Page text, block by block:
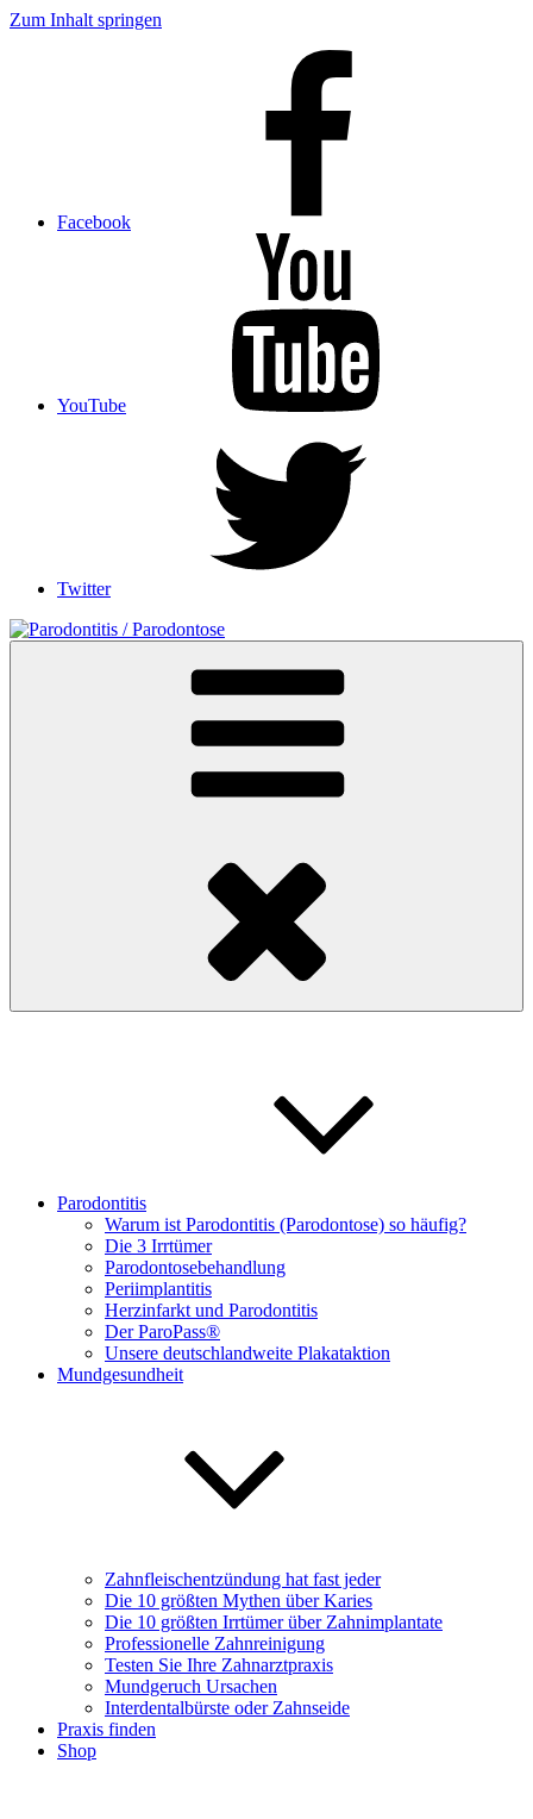
Zum Inhalt springen
Facebook
YouTube
Twitter
Parodontitis
Warum ist Parodontitis (Parodontose) so häufig?
Die 3 Irrtümer
Parodontosebehandlung
Periimplantitis
Herzinfarkt und Parodontitis
Der ParoPass®
Unsere deutschlandweite Plakataktion
Mundgesundheit
Zahnfleischentzündung hat fast jeder
Die 10 größten Mythen über Karies
Die 10 größten Irrtümer über Zahnimplantate
Professionelle Zahnreinigung
Testen Sie Ihre Zahnarztpraxis
Mundgeruch Ursachen
Interdentalbürste oder Zahnseide
Praxis finden
Shop